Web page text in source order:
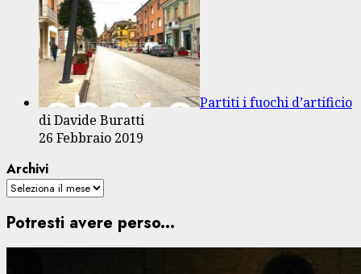
Partiti i fuochi d’artificio
di Davide Buratti
26 Febbraio 2019
Archivi
Potresti avere perso...